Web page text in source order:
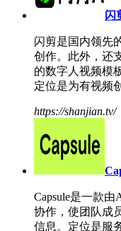
闪
闪剪是国内领先
创作。此外，还
的数字人视频模
定位是为有视频
https://shanjian.tv/
Capsule是一款
协作，使团队成
信息。定位是服